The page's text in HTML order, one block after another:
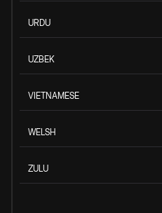
URDU
UZBEK
VIETNAMESE
WELSH
ZULU